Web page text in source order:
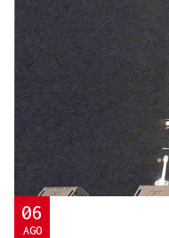
ENTREVISTA
Jorge Vázquez:
creando valor para
que lo hace posible"
06
AGO